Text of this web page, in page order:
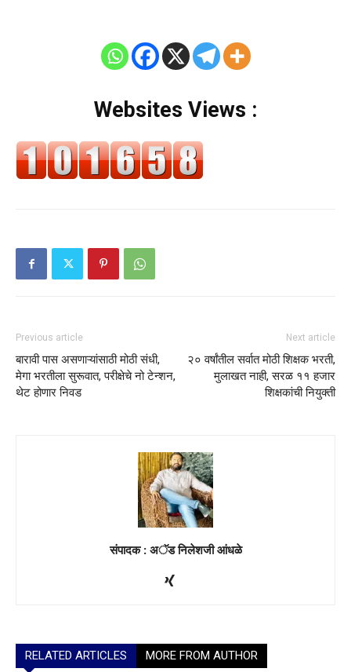
Websites Views :
Previous article
बारावी पास असणाऱ्यांसाठी मोठी संधी,
मेगा भरतीला सुरूवात, परीक्षेचे नो टेन्शन,
थेट होणार निवड
Next article
२० वर्षांतील सर्वात मोठी शिक्षक भरती,
मुलाखत नाही, सरळ ११ हजार
शिक्षकांची नियुक्ती
संपादक : अॅड निलेशजी आंधळे
RELATED ARTICLES MORE FROM AUTHOR